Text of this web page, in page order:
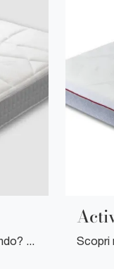
Vuoi garantirti il sonno più profondo? Clicca e scopri di più sul materasso Natural tra i modelli in memory foam matrimoniali di Florentiabed!